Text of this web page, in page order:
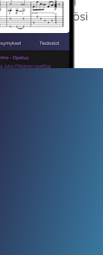
käyttöösi